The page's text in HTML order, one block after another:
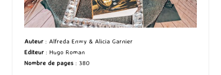
Auteur : Alfreda Enwy & Alicia Garnier
Editeur : Hugo Roman
Nombre de pages : 380